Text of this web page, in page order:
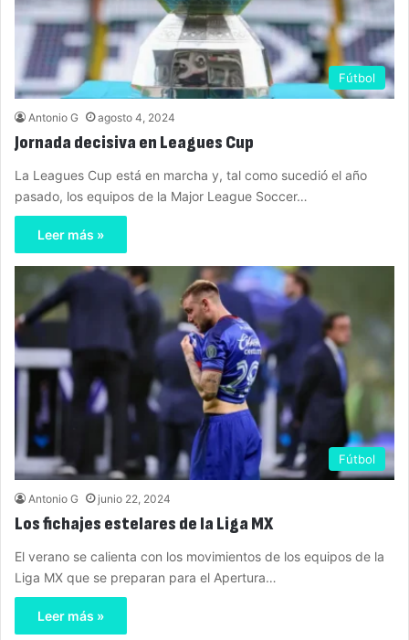
Fútbol
Antonio G agosto 4, 2024
Jornada decisiva en Leagues Cup
La Leagues Cup está en marcha y, tal como sucedió el año
pasado, los equipos de la Major League Soccer…
Leer más »
Fútbol
Antonio G junio 22, 2024
Los fichajes estelares de la Liga MX
El verano se calienta con los movimientos de los equipos de la
Liga MX que se preparan para el Apertura…
Leer más »